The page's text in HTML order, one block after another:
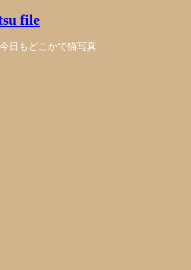
file
日もどこかで猫写真